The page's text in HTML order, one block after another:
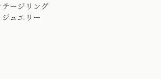
ージリング
ュエリー